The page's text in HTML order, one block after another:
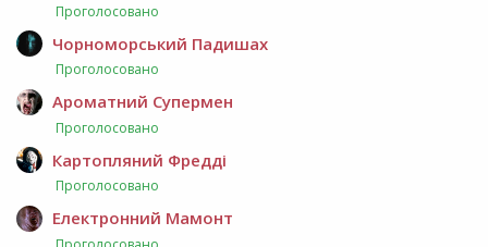
Проголосовано
Чорноморський Падишах
Проголосовано
Ароматний Супермен
Проголосовано
Картопляний Фредді
Проголосовано
Електронний Мамонт